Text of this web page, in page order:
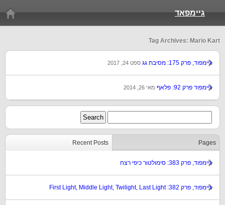
גיימפאד
Tag Archives: Mario Kart
גיימפוד, פרק 175: מסיבת גג ספט 24, 2017
גיימפוד פרק 92: פלאף מאי 26, 2014
Recent Posts Pages
גיימפוד, פרק 383: סימולטור כיפי רצח
גיימפוד, פרק 382: First Light, Middle Light, Twilight, Last Light